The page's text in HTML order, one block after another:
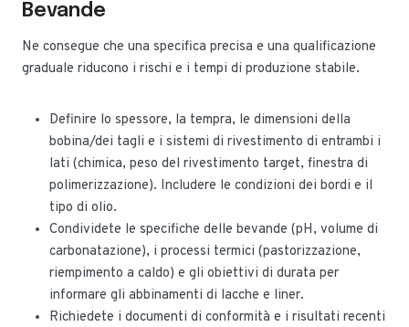
Bevande
Ne consegue che una specifica precisa e una qualificazione
graduale riducono i rischi e i tempi di produzione stabile.
Definire lo spessore, la tempra, le dimensioni della
bobina/dei tagli e i sistemi di rivestimento di entrambi i
lati (chimica, peso del rivestimento target, finestra di
polimerizzazione). Includere le condizioni dei bordi e il
tipo di olio.
Condividete le specifiche delle bevande (pH, volume di
carbonatazione), i processi termici (pastorizzazione,
riempimento a caldo) e gli obiettivi di durata per
informare gli abbinamenti di lacche e liner.
Richiedete i documenti di conformità e i risultati recenti